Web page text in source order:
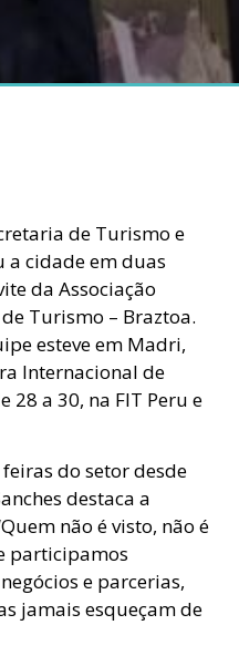
de Turismo e
a cidade em duas
da Associação
Turismo – Braztoa.
esteve em Madri,
Internacional de
28 a 30, na FIT Peru e
do setor desde
destaca a
não é visto, não é
participamos
e parcerias,
jamais esqueçam de